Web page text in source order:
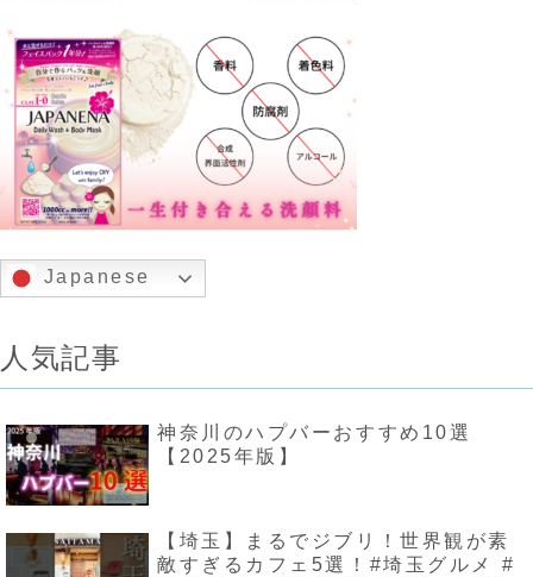
Japanese
人気記事
神奈川のハプバーおすすめ10選
【2025年版】
【埼玉】まるでジブリ！世界観が素
敵すぎるカフェ5選！#埼玉グルメ #